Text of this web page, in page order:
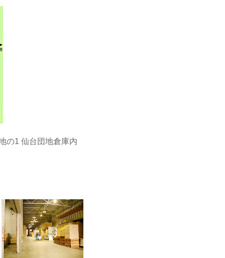
の1 仙台団地倉庫内